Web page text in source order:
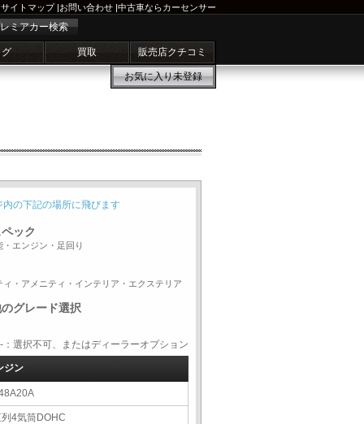
サイトマップ|お問い合わせ |中古車ならカーセンサー
ミアカー検索
買取 販売店クチコミ
お気に入り未登録
内の下記の場所に飛びます
ック
・エンジン・足回り
ィ・アメニティ・インテリア・エクステリア
グレード選択
択不可、またはディーラーオプション
ジン
4気筒DOHC